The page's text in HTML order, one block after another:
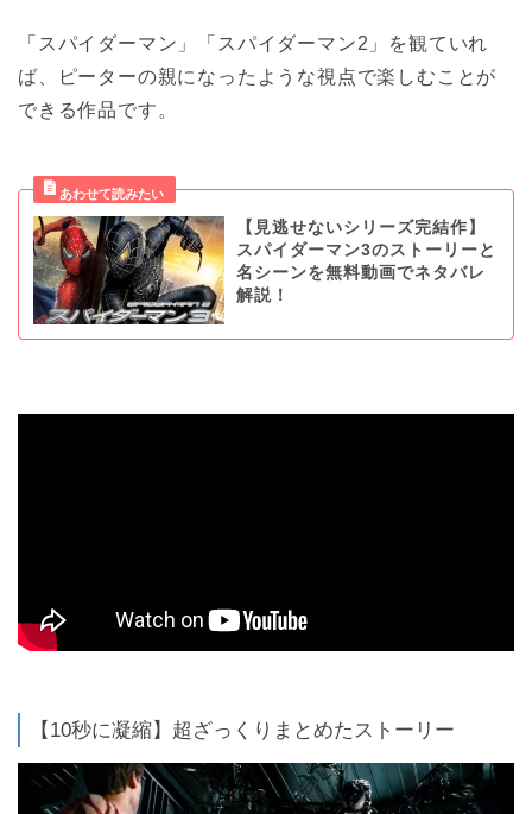
「スパイダーマン」「スパイダーマン2」を観ていれ
ば、ピーターの親になったような視点で楽しむことが
できる作品です。
【見逃せないシリーズ完結作】
スパイダーマン3のストーリーと
名シーンを無料動画でネタバレ
解説！
【10秒に凝縮】超ざっくりまとめたストーリー